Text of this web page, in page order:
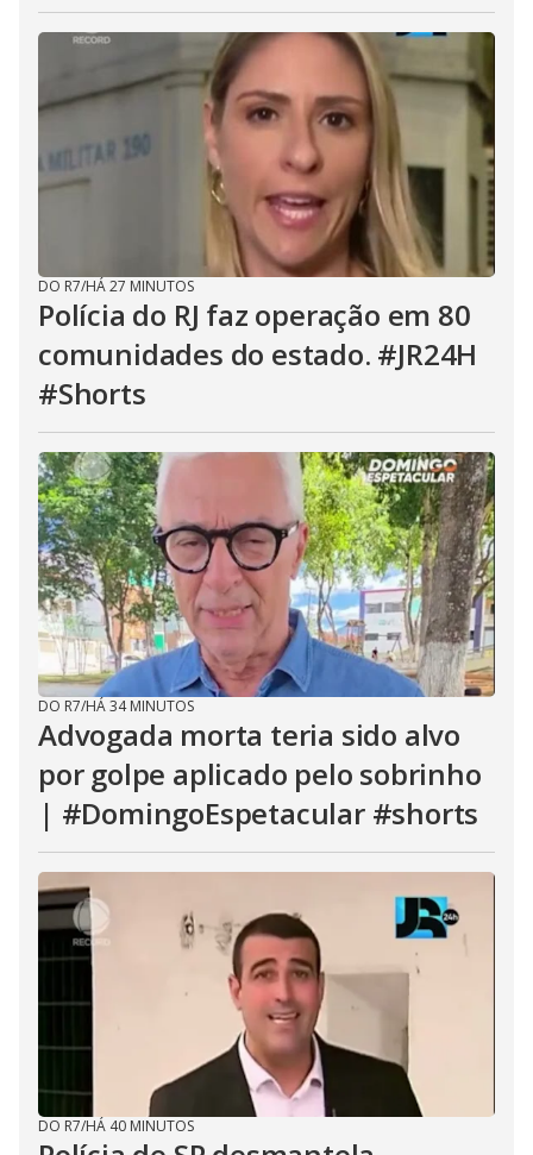
DO R7/HÁ 27 MINUTOS
Polícia do RJ faz operação em 80
comunidades do estado. #JR24H
#Shorts
DO R7/HÁ 34 MINUTOS
Advogada morta teria sido alvo
por golpe aplicado pelo sobrinho
| #DomingoEspetacular #shorts
DO R7/HÁ 40 MINUTOS